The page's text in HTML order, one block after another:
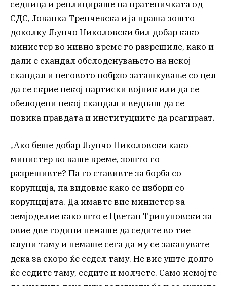
седница и реплицираше на пратеничката од
СДС, Јованка Тренчевска и ја праша зошто
доколку Љупчо Николовски бил добар како
министер во нивно време го разрешиле, како и
дали е скандал обелоденувањето на некој
скандал и неговото побрзо заташкување со цел
да се скрие некој партиски војник или да се
обелодени некој скандал и веднаш да се
повика правдата и институциите да реагираат.
„Ако беше добар Љупчо Николовски како
министер во ваше време, зошто го
разрешивте? Па го ставивте за борба со
корупција, па видовме како се избори со
корупцијата. Да имавте вие министер за
земјоделие како што е Цветан Трипуновски за
овие две години немаше да седите во тие
клупи таму и немаше сега да му се заканувате
дека за скоро ќе седел таму. Не вие уште долго
ќе седите таму, седите и молчете. Само немојте